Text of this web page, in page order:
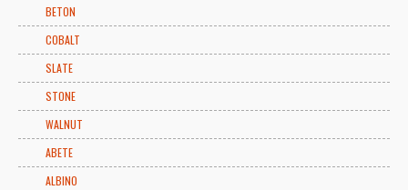
BETON
COBALT
SLATE
STONE
WALNUT
ABETE
ALBINO